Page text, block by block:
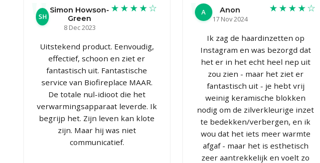
SH
Simon Howson-
Green
8 Dec 2023
★★★★☆
Uitstekend product. Eenvoudig,
effectief, schoon en ziet er
fantastisch uit. Fantastische
service van Biofireplace MAAR.
De totale nul-idioot die het
verwarmingsapparaat leverde. Ik
begrijp het. Zijn leven kan klote
zijn. Maar hij was niet
communicatief.
A
Anon
17 Nov 2024
★★★★☆
Ik zag de haardinzetten op
Instagram en was bezorgd dat
het er in het echt heel nep uit
zou zien - maar het ziet er
fantastisch uit - je hebt vrij
weinig keramische blokken
nodig om de zilverkleurige inzet
te bedekken/verbergen, en ik
wou dat het iets meer warmte
afgaf - maar het is esthetisch
zeer aantrekkelijk en voelt zo